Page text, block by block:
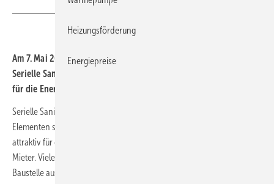
Am 7. Mai 2021 ist das Förderprogramm „Bundesförderung
Serielle Sanierung“ an den Start gegangen und soll neue Impulse
für die Energiewende im Gebäudesektor setzen.
Serielle Sanierung ermöglicht es, dass Gebäude mit vorgefertigten
Elementen schneller als bisher saniert werden können. Das ist
attraktiv für die Immobilienwirtschaft, für Eigentümer und für die
Mieter. Viele arbeitsintensive Tätigkeiten werden dabei abseits der
Baustelle ausgeführt und im Vergleich zur herkömmlichen Sanierung
Heizungsförderung
Energiepreise